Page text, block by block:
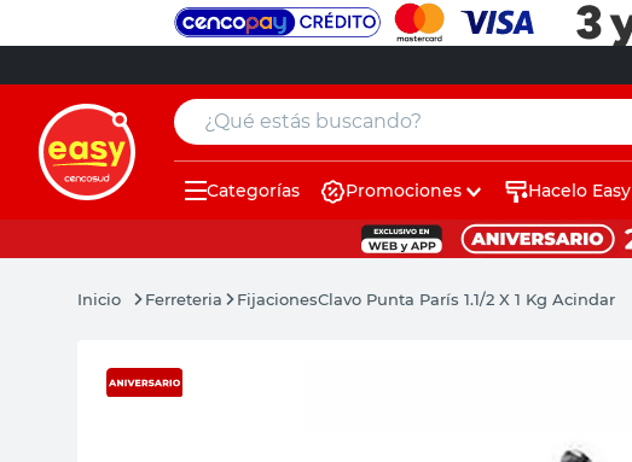
¿Qué estás buscando?
Categorías Promociones Hacelo Easy
Ferreteria FijacionesClavo Punta París 1.1/2 X 1 Kg Acindar
muebles